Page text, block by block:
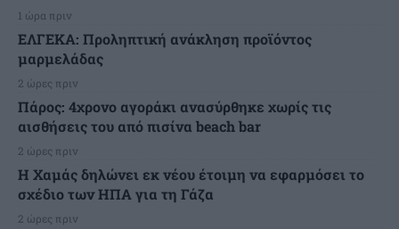
1 ώρα πριν
ΕΛΓΕΚΑ: Προληπτική ανάκληση προϊόντος
μαρμελάδας
2 ώρες πριν
Πάρος: 4χρονο αγοράκι ανασύρθηκε χωρίς τις
αισθήσεις του από πισίνα beach bar
2 ώρες πριν
Η Χαμάς δηλώνει εκ νέου έτοιμη να εφαρμόσει το
σχέδιο των ΗΠΑ για τη Γάζα
2 ώρες πριν